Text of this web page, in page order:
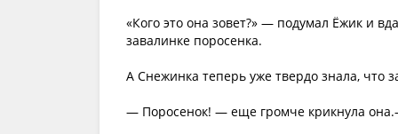
«Кого это она зовет?» — подумал Ёжик и
завалинке поросенка.
А Снежинка теперь уже твердо знала, что
— Поросенок! — еще громче крикнула